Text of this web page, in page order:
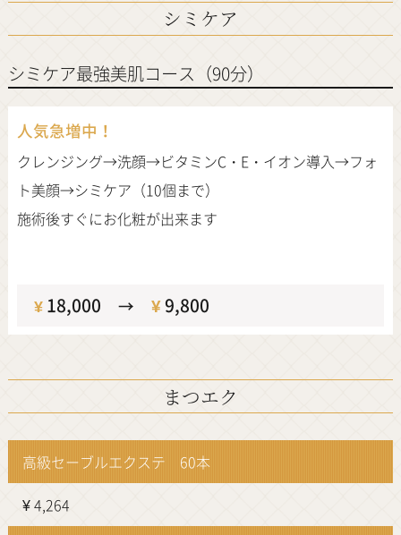
シミケア
シミケア最強美肌コース（90分）
人気急増中！
クレンジング→洗顔→ビタミンC・E・イオン導入→フォ
ト美顔→シミケア（10個まで）
施術後すぐにお化粧が出来ます
¥18,000→ ¥9,800
まつエク
高級セーブルエクステ 60本
¥ 4,264